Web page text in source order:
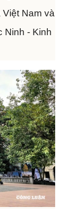
Nam và
Ninh - Kinh